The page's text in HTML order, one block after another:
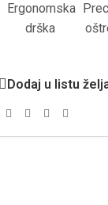
Ergonomska
drška
Dodaj u listu